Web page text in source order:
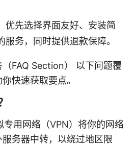
优先选择界面友好、安装简
服务，同时提供退款保障。
FAQ Section） 以下问题覆
快速获取要点。
用网络（VPN）将你的网络
务器中转，以绕过地区限